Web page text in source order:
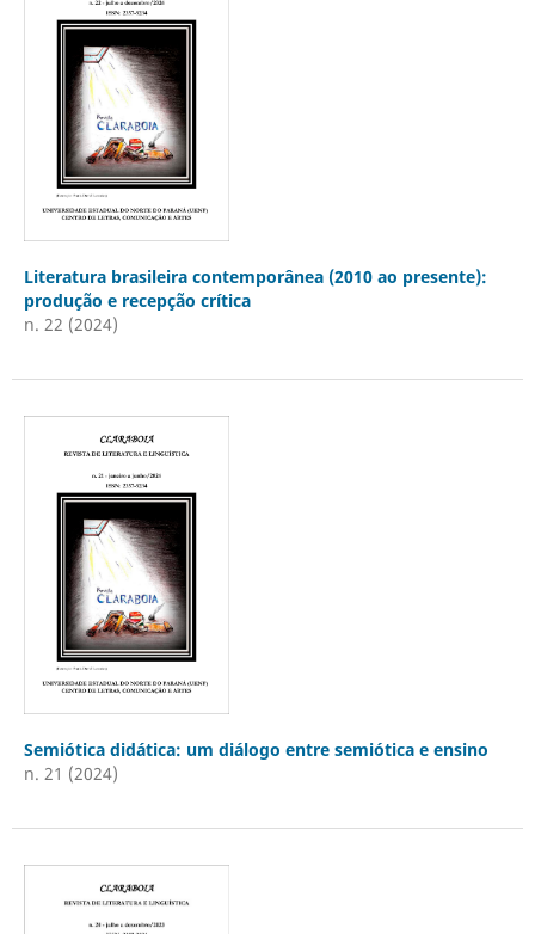
Literatura brasileira contemporânea (2010 ao presente):
produção e recepção crítica
n. 22 (2024)
Semiótica didática: um diálogo entre semiótica e ensino
n. 21 (2024)